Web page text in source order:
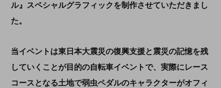
ル』スペシャルグラフィックを制作させていただきまし
た。
当イベントは東日本大震災の復興支援と震災の記憶を残
していくことが目的の自転車イベントで、実際にレース
コースとなる土地で弱虫ペダルのキャラクターがオフィ